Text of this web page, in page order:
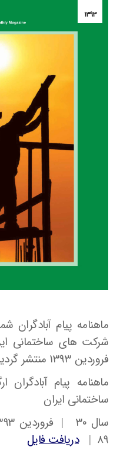
۱۳۹۳
فروردین ۱۳۹۳ منتشر گردید.
ماهنامه پیام
ساختمانی ایران
۸۹ |
دریافت فایل